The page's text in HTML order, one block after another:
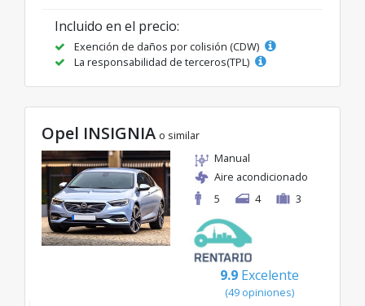
Incluido en el precio:
Exención de daños por colisión (CDW)
La responsabilidad de terceros(TPL)
Opel INSIGNIA o similar
Manual
Aire acondicionado
5
4 3
9.9 Excelente
(49 opiniones)